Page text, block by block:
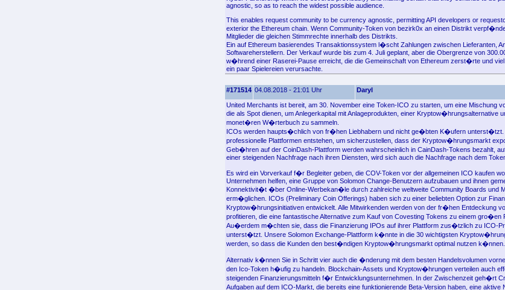
agnostic, so as to reach the widest possible audience.
This enables request community to be currency agnostic, permitting API developers or
exterior the Ethereum chain. Wenn Community-Token von bezirk0x an einen Distrikt
Mitglieder die gleichen Stimmrechte innerhalb des Distrikts.
Ein auf Ethereum basierendes Transaktionssystem l�scht Zahlungen zwischen Lieferanten,
Softwareherstellern. Der Verkauf wurde bis zum 4. Juli geplant, aber die Obergrenze von
w�hrend einer Raserei-Pause erreicht, die die Gemeinschaft von Ethereum zerst�rte und
ein paar Spielereien verursachte.
#171514 04.08.2018 - 21:01 Uhr Daryl
United Merchants ist bereit, am 30. November eine Token-ICO zu starten, um eine Mischung
die als Spot dienen, um Anlegerkapital mit Anlageprodukten, einer
monet�ren W�rterbuch zu sammeln.
ICOs werden haupts�chlich von fr�hen Liebhabern und nicht ge�bten K�ufern unterst�tzt.
professionelle Plattformen entstehen, um sicherzustellen, dass der Kryptow�hrungsmarkt
Geb�hren auf der CoinDash-Plattform werden wahrscheinlich in CainDash-Tokens bezahlt,
einer steigenden Nachfrage nach ihren Diensten, wird sich auch die Nachfrage nach dem
Es wird ein Vorverkauf f�r Begleiter geben, die COV-Token vor der allgemeinen ICO kaufen
Unternehmen helfen, eine Gruppe von Solomon Change-Benutzern aufzubauen und ihnen
Konnektivit�t �ber Online-Werbekan�le durch zahlreiche weltweite Community Boards und
erm�glichen. ICOs (Preliminary Coin Offerings) haben sich zu einer beliebten Option zur
Kryptow�hrungsinitiativen entwickelt. Alle Mitwirkenden werden von der fr�hen Entdeckung
profitieren, die eine fantastische Alternative zum Kauf von Covesting Tokens zu einem gro�en
Au�erdem m�chten sie, dass die Finanzierung IPOs auf ihrer Plattform zus�tzlich zu ICO-
unterst�tzt. Unsere Solomon Exchange-Plattform k�nnte in die 30 wichtigsten
werden, so dass die Kunden den best�ndigen Kryptow�hrungsmarkt optimal nutzen k�nnen.
Alternativ k�nnen Sie in Schritt vier auch die �nderung mit dem besten Handelsvolumen
den Ico-Token h�ufig zu handeln. Blockchain-Assets und Kryptow�hrungen verteilen auch
steigenden Finanzierungsmitteln f�r Entwicklungsunternehmen. In der Zwischenzeit geh�rt
Aufgaben auf dem ICO-Markt, die bereits eine funktionierende Beta-Version haben, eine